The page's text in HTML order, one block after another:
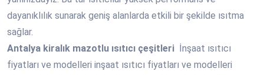
dayanıklılık sunarak geniş alanlarda etkili bir şekilde ısıtma
sağlar.
Antalya kiralık mazotlu ısıtıcı çeşitleri
İnşaat ısıtıcı
fiyatları ve modelleri inşaat ısıtıcı fiyatları ve modelleri